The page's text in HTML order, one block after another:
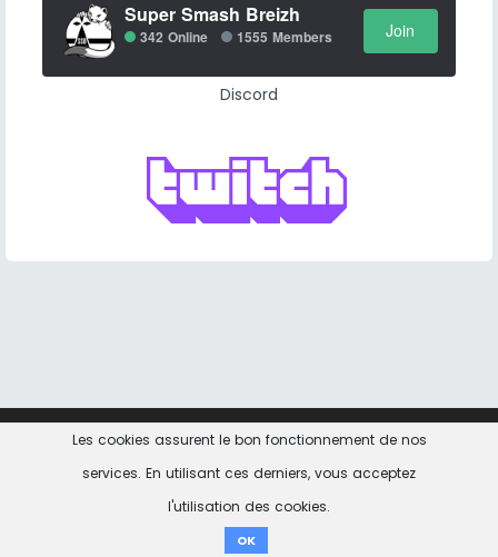
Super Smash Breizh
342 Online 1555 Members Join
Discord
Les cookies assurent le bon fonctionnement de nos
services. En utilisant ces derniers, vous acceptez
l'utilisation des cookies.
OK